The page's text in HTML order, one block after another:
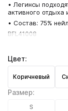
• Легинсы
активного отдыха
• Состав: 75%
BFL41008
Цвет:
Коричневый
Размер:
S